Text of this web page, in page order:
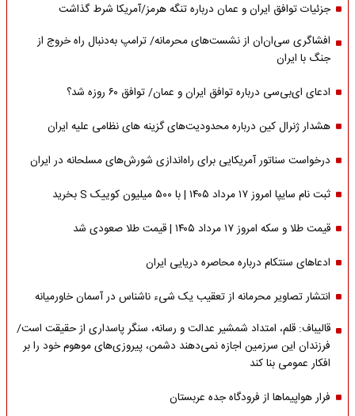
جزئیات توافق ایران و عمان درباره تنگه هرمز/آمریکا شرط گذاشت
افشاگری سی‌ان‌ان از نشست‌های محرمانه/ ترامپ به‌دنبال راه خروج از
جنگ با ایران
ادعای ای‌بی‌سی درباره توافق ایران و عمان/ توافق ۶۰ روزه شد؟
هشدار ژنرال کین درباره محدودیت‌های گزینه های نظامی علیه ایران
درخواست سناتور آمریکایی برای راه‌اندازی شورش‌های مسلحانه در ایران
ثبت نام سایپا امروز ۱۷ مرداد ۱۴۰۵ | با ۵۰۰ میلیون کوییک S بخرید
قیمت طلا و سکه امروز ۱۷ مرداد ۱۴۰۵ | قیمت طلا صعودی شد
ادعاهای سنتکام درباره محاصره دریایی ایران
انتشار تصاویر محرمانه از تعقیب یک شیء ناشناس در آسمان خاورمیانه
قالیباف: قلم، امتداد شمشیر عدالت و رسانه، سنگر پاسداری از حقیقت است/
فرزندان این سرزمین اجازه نمی‌دهند دشمن، پیروزی‌های موهوم خود را بر
افکار عمومی بنا کند
فرار هواپیماها از فرودگاه جده عربستان